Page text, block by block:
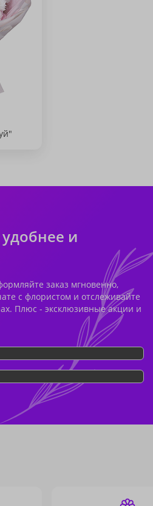
и
заказ мгновенно,
с флористом и отслеживайте
Плюс - эксклюзивные акции и